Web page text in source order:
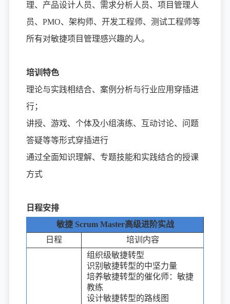
理、产品设计人员、需求分析人员、项目管理人
员、PMO、架构师、开发工程师、测试工程师等
所有对敏捷项目管理感兴趣的人。
培训特色
理论与实践相结合、案例分析与行业应用穿插进
行；
讲授、游戏、个体及小组演练、互动讨论、问题
答疑等等形式穿插进行
通过全面知识理解、专题技能和实践结合的授课
方式
日程安排
敏捷 Scrum Master高级进阶实战
日程
培训内容
组织级敏捷转型
识别敏捷转型的中坚力量
培养敏捷转型的催化师：敏捷
教练
设计敏捷转型的路线图